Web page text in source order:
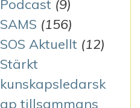
Podcast (9)
SAMS (156)
SOS Aktuellt (12)
Stärkt
kunskapsledarsk
ap tillsammans